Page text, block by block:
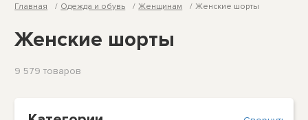
Главная Одежда и обувь Женщинам Женские шорты
Женские шорты
9 579 товаров